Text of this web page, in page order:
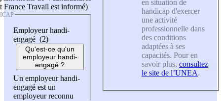
France Travail est informé)
Employeur handi-
engagé (2)
Qu'est-ce qu'un
employeur handi-
engagé ?
Un employeur handi-
engagé est un
employeur reconnu
en situation de
handicap d'exercer
une activité
professionnelle dans
des conditions
adaptées à ses
capacités. Pour en
savoir plus, consultez
le site de l’UNEA.